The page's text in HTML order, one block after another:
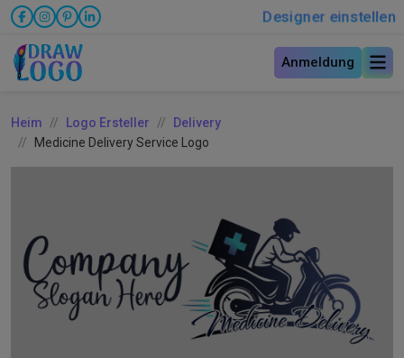
Designer einstellen
Anmeldung
Heim Logo Ersteller
Delivery
Medicine Delivery Service Logo